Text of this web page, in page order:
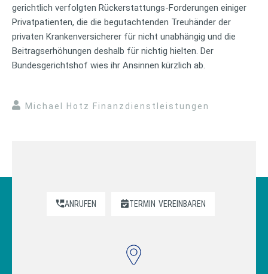
gerichtlich verfolgten Rückerstattungs-Forderungen einiger
Privatpatienten, die die begutachtenden Treuhänder der
privaten Krankenversicherer für nicht unabhängig und die
Beitragserhöhungen deshalb für nichtig hielten. Der
Bundesgerichtshof wies ihr Ansinnen kürzlich ab.
Michael Hotz Finanzdienstleistungen
ANRUFEN TERMIN VEREINBAREN